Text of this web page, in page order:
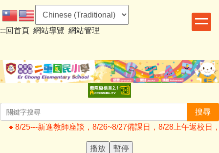
到
主
容
區
:::回首頁 網站導覽 網站管理
搜尋
🔸️8/25---新進教師座談，8/26~8/27備課日，8/28上午返校日
播放 暫停